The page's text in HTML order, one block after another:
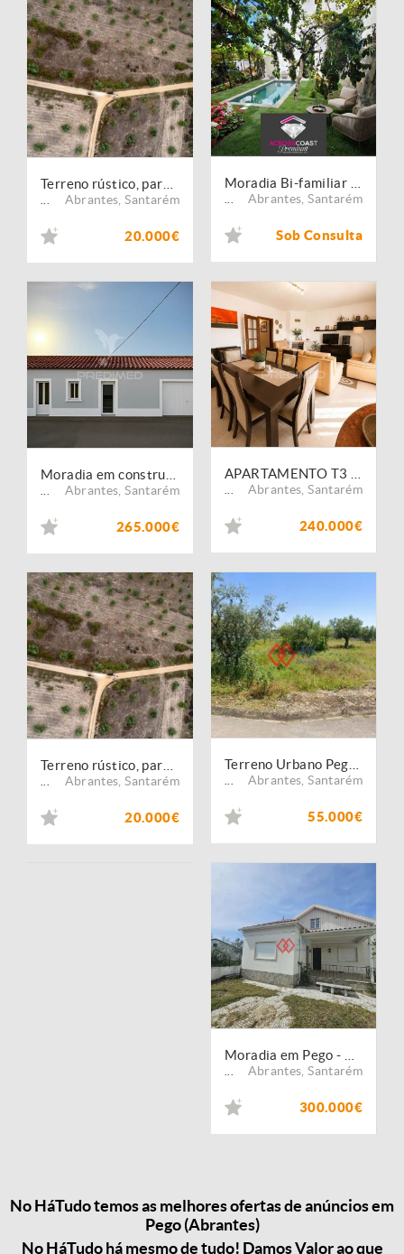
Abrantes ,Santarém
20.000€
Abrantes ,Santarém
Sob Consulta
Abrantes ,Santarém
265.000€
Abrantes ,Santarém
240.000€
Abrantes ,Santarém
20.000€
Abrantes ,Santarém
55.000€
Abrantes ,Santarém
300.000€
No HáTudo temos as melhores ofertas de anúncios em
Pego (Abrantes)
No HáTudo há mesmo de tudo! Damos Valor ao que